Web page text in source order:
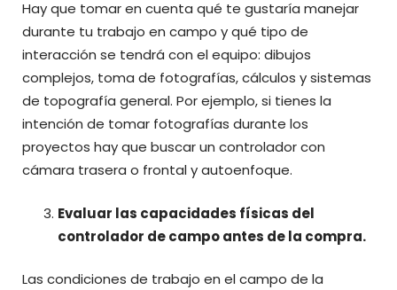
Hay que tomar en cuenta qué te gustaría manejar
durante tu trabajo en campo y qué tipo de
interacción se tendrá con el equipo: dibujos
complejos, toma de fotografías, cálculos y sistemas
de topografía general. Por ejemplo, si tienes la
intención de tomar fotografías durante los
proyectos hay que buscar un controlador con
cámara trasera o frontal y autoenfoque.
Evaluar las capacidades físicas del
controlador de campo antes de la compra.
Las condiciones de trabajo en el campo de la